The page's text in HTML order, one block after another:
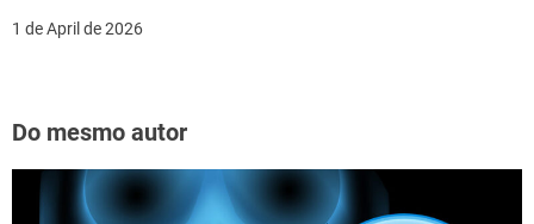
1 de April de 2026
Do mesmo autor